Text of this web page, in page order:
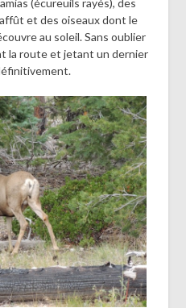
(écureuils rayés), des
et des oiseaux dont le
au soleil. Sans oublier
la route et jetant un dernier